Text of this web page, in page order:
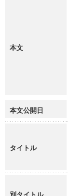
本文
本文公開日
タイトル
別タイトル